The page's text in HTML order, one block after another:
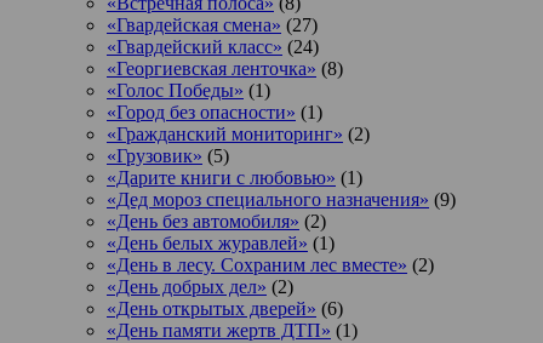
«Гвардейская смена» (27)
«Гвардейский класс» (24)
«Георгиевская ленточка» (8)
«Голос Победы» (1)
«Город без опасности» (1)
«Гражданский мониторинг» (2)
«Грузовик» (5)
«Дарите книги с любовью» (1)
«Дед мороз специального назначения» (9)
«День без автомобиля» (2)
«День белых журавлей» (1)
«День в лесу. Сохраним лес вместе» (2)
«День добрых дел» (2)
«День открытых дверей» (6)
«День памяти жертв ДТП» (1)